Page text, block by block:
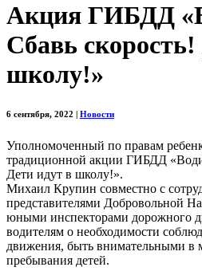
Акция ГИБДД
Сбавь
школу!»
6 сентября, 2022 Новости
Уполномоченный по правам
традиционной акции ГИБДД
Дети идут в школу!».
Михаил Крупин совместно с
представителями Добровольной
юными инспекторами дорожного
водителям о необходимости
движения, быть внимательными в
пребывания детей.